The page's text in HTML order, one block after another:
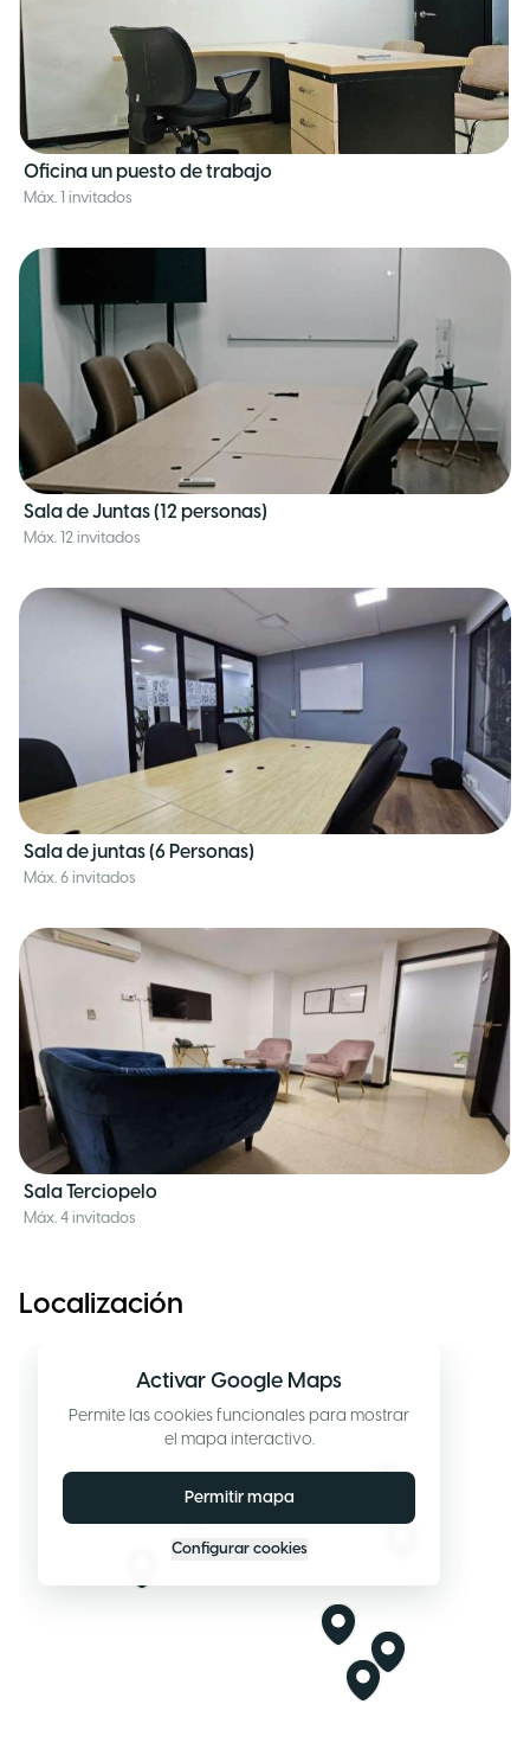
Oficina un puesto de trabajo
Máx. 1 invitados
Sala de Juntas (12 personas)
Máx. 12 invitados
Sala de juntas (6 Personas)
Máx. 6 invitados
Sala Terciopelo
Máx. 4 invitados
Localización
Activar Google Maps
Permite las cookies funcionales para mostrar
el mapa interactivo.
Permitir mapa
Configurar cookies